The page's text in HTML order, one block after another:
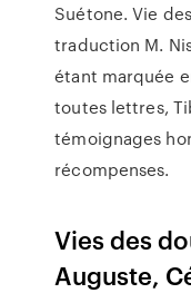
Suétone. Vie
traduction M.
étant marquée
toutes lettres,
témoignages
récompenses.
Vies des
Auguste,